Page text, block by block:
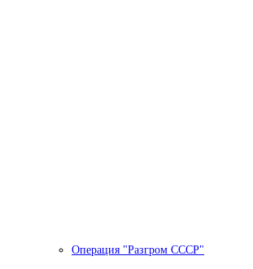
Операция "Разгром СССР"